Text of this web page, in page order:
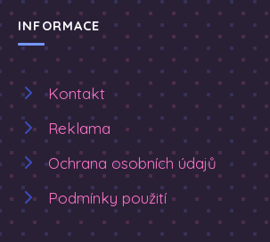
INFORMACE
Kontakt
Reklama
Ochrana osobních údajů
Podmínky použití